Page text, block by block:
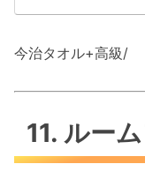
今治タオル+高級/
11. ルー